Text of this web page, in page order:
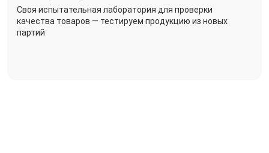
Своя испытательная лаборатория для проверки
качества товаров — тестируем продукцию из новых
партий